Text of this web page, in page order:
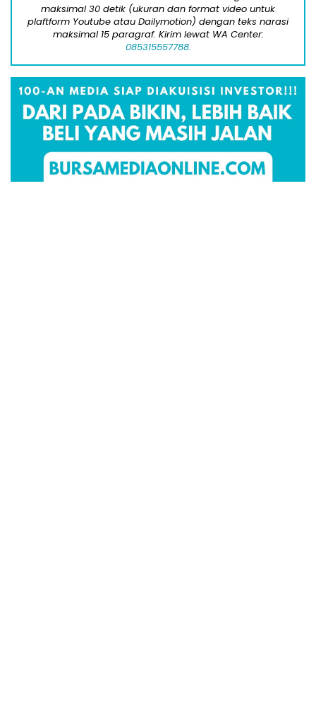
maksimal 30 detik (ukuran dan format video untuk
plaftform Youtube atau Dailymotion) dengan teks narasi
maksimal 15 paragraf. Kirim lewat WA Center:
085315557788.